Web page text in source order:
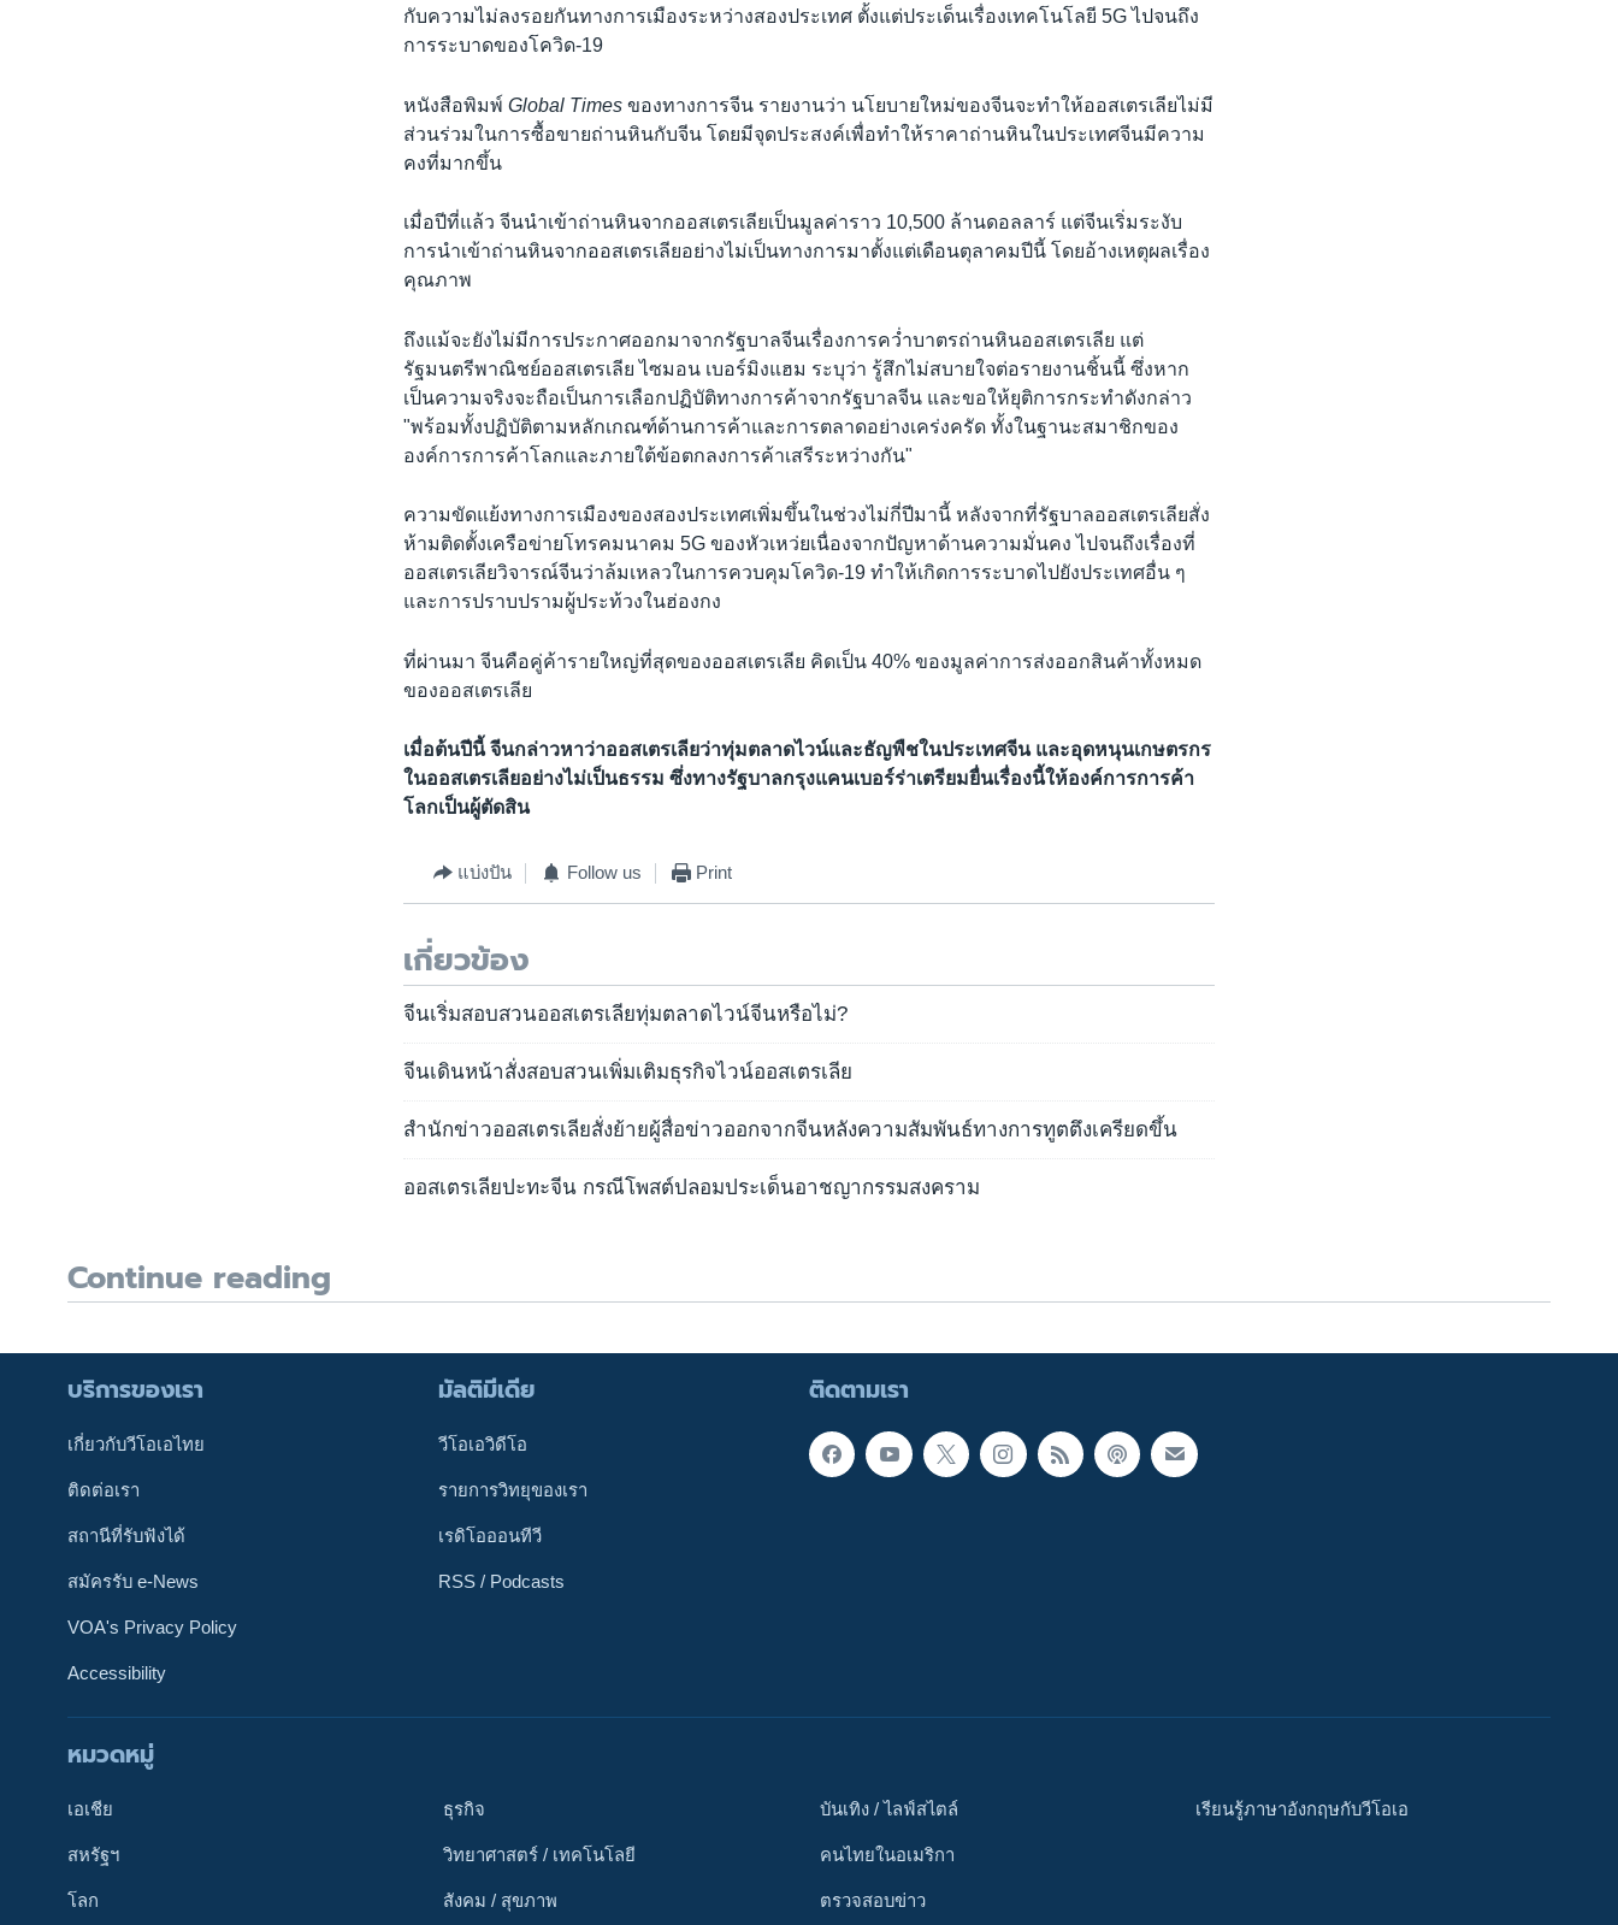
ติดตามเรา
เลือกภาษา
กับความไม่ลงรอยกันทางการเมืองระหว่างสองประเทศ ตั้งแต่ประเด็นเรื่องเทคโนโลยี 5G ไปจนถึง
การระบาดของโควิด-19
หนังสือพิมพ์Global Times ของทางการจีน รายงานว่า นโยบายใหม่ของจีนจะทำให้ออสเตรเลียไม่มี
ส่วนร่วมในการซื้อขายถ่านหินกับจีน โดยมีจุดประสงค์เพื่อทำให้ราคาถ่านหินในประเทศจีนมีความ
คงที่มากขึ้น
เมื่อปีที่แล้ว จีนนำเข้าถ่านหินจากออสเตรเลียเป็นมูลค่าราว 10,500 ล้านดอลลาร์ แต่จีนเริ่มระงับ
การนำเข้าถ่านหินจากออสเตรเลียอย่างไม่เป็นทางการมาตั้งแต่เดือนตุลาคมปีนี้ โดยอ้างเหตุผลเรื่อง
คุณภาพ
ถึงแม้จะยังไม่มีการประกาศออกมาจากรัฐบาลจีนเรื่องการคว่ำบาตรถ่านหินออสเตรเลีย แต่
รัฐมนตรีพาณิชย์ออสเตรเลีย ไซมอน เบอร์มิงแฮม ระบุว่า รู้สึกไม่สบายใจต่อรายงานชิ้นนี้ ซึ่งหาก
เป็นความจริงจะถือเป็นการเลือกปฏิบัติทางการค้าจากรัฐบาลจีน และขอให้ยุติการกระทำดังกล่าว
"พร้อมทั้งปฏิบัติตามหลักเกณฑ์ด้านการค้าและการตลาดอย่างเคร่งครัด ทั้งในฐานะสมาชิกของ
องค์การการค้าโลกและภายใต้ข้อตกลงการค้าเสรีระหว่างกัน"
ความขัดแย้งทางการเมืองของสองประเทศเพิ่มขึ้นในช่วงไม่กี่ปีมานี้ หลังจากที่รัฐบาลออสเตรเลียสั่ง
ห้ามติดตั้งเครือข่ายโทรคมนาคม 5G ของหัวเหว่ยเนื่องจากปัญหาด้านความมั่นคง ไปจนถึงเรื่องที่
ออสเตรเลียวิจารณ์จีนว่าล้มเหลวในการควบคุมโควิด-19 ทำให้เกิดการระบาดไปยังประเทศอื่น ๆ
และการปราบปรามผู้ประท้วงในฮ่องกง
ที่ผ่านมา จีนคือคู่ค้ารายใหญ่ที่สุดของออสเตรเลีย คิดเป็น 40% ของมูลค่าการส่งออกสินค้าทั้งหมด
ของออสเตรเลีย
เมื่อต้นปีนี้ จีนกล่าวหาว่าออสเตรเลียว่าทุ่มตลาดไวน์และธัญพืชในประเทศจีน และอุดหนุนเกษตรกร
ในออสเตรเลียอย่างไม่เป็นธรรม ซึ่งทางรัฐบาลกรุงแคนเบอร์ร่าเตรียมยื่นเรื่องนี้ให้องค์การการค้า
โลกเป็นผู้ตัดสิน
แบ่งปัน Follow us Print
เกี่ยวข้อง
จีนเริ่มสอบสวนออสเตรเลียทุ่มตลาดไวน์จีนหรือไม่?
จีนเดินหน้าสั่งสอบสวนเพิ่มเติมธุรกิจไวน์ออสเตรเลีย
สำนักข่าวออสเตรเลียสั่งย้ายผู้สื่อข่าวออกจากจีนหลังความสัมพันธ์ทางการทูตตึงเครียดขึ้น
ออสเตรเลียปะทะจีน กรณีโพสต์ปลอมประเด็นอาชญากรรมสงคราม
Continue reading
ติดตามเรา
บริการของเรา
เกี่ยวกับวีโอเอไทย
ติดต่อเรา
สถานีที่รับฟังได้
สมัครรับ e-News
VOA's Privacy Policy
Accessibility
มัลติมีเดีย
วีโอเอวิดีโอ
รายการวิทยุของเรา
เรดิโอออนทีวี
RSS / Podcasts
หมวดหมู่
เอเชีย
สหรัฐฯ
โลก
ธุรกิจ
วิทยาศาสตร์ / เทคโนโลยี
สังคม / สุขภาพ
บันเทิง / ไลฟ์สไตล์
คนไทยในอเมริกา
ตรวจสอบข่าว
เรียนรู้ภาษาอังกฤษกับวีโอเอ